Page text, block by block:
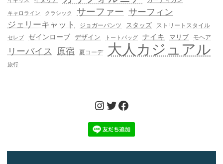
キャロライン クラシック サーファー サーフィン
ジェリーキャット
ジョガーパンツ スタッズ ストリートスタイル
セレブ ゼインローブ デザイン トートバッグ ナイキ マリブ モヘア
リーバイス 原宿 夏コーデ 大人カジュアル
旅行
Instagram
Twitter
Facebook